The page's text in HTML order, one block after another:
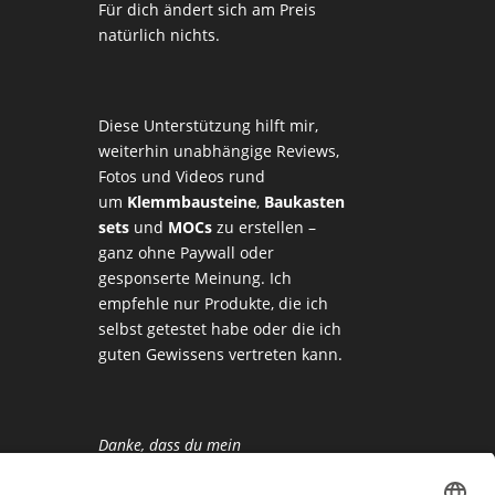
Für dich ändert sich am Preis
natürlich nichts.
Diese Unterstützung hilft mir,
weiterhin unabhängige Reviews,
Fotos und Videos rund
um Klemmbausteine, Baukasten
sets und MOCs zu erstellen –
ganz ohne Paywall oder
gesponserte Meinung. Ich
empfehle nur Produkte, die ich
selbst getestet habe oder die ich
guten Gewissens vertreten kann.
Danke, dass du mein